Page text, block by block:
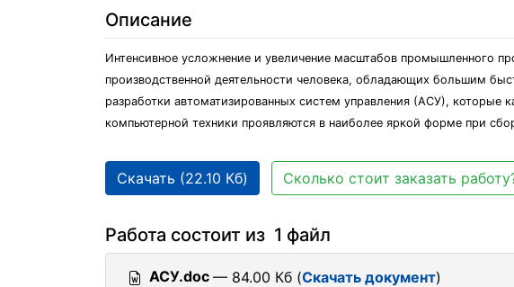
Описание
Интенсивное усложнение и увеличение масштабов промышленного
производственной деятельности человека, обладающих большим
разработки автоматизированных систем управления (АСУ), которые
компьютерной техники проявляются в наиболее яркой форме при
Скачать (22.10 Кб) Сколько стоит заказать
Работа состоит из 1 файл
АСУ.doc — 84.00 Кб (Скачать документ)